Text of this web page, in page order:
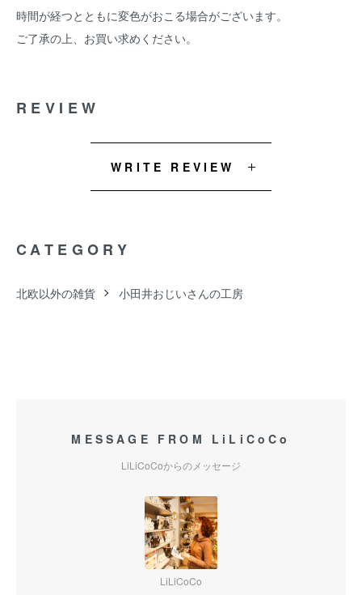
時間が経つとともに変色がおこる場合がございます。
ご了承の上、お買い求めください。
REVIEW
WRITE REVIEW
CATEGORY
北欧以外の雑貨 小田井おじいさんの工房
MESSAGE FROM LiLiCoCo
LiLiCoCoからのメッセージ
LiLiCoCo